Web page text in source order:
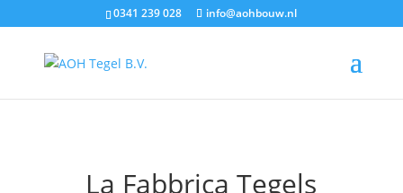
0341 239 028 info@aohbouw.nl
La Fabbrica Tegels